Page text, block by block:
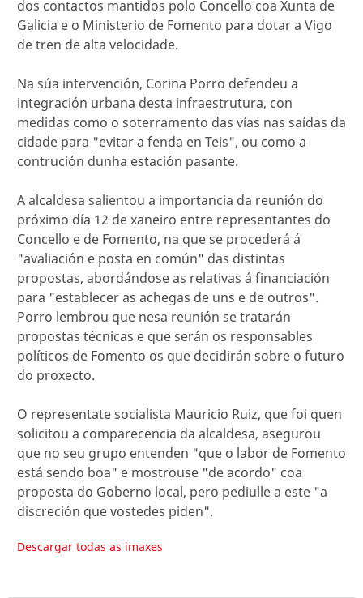
dos contactos mantidos polo Concello coa Xunta de
Galicia e o Ministerio de Fomento para dotar a Vigo
de tren de alta velocidade.
Na súa intervención, Corina Porro defendeu a
integración urbana desta infraestrutura, con
medidas como o soterramento das vías nas saídas da
cidade para "evitar a fenda en Teis", ou como a
contrución dunha estación pasante.
A alcaldesa salientou a importancia da reunión do
próximo día 12 de xaneiro entre representantes do
Concello e de Fomento, na que se procederá á
"avaliación e posta en común" das distintas
propostas, abordándose as relativas á financiación
para "establecer as achegas de uns e de outros".
Porro lembrou que nesa reunión se tratarán
propostas técnicas e que serán os responsables
políticos de Fomento os que decidirán sobre o futuro
do proxecto.
O representate socialista Mauricio Ruiz, que foi quen
solicitou a comparecencia da alcaldesa, asegurou
que no seu grupo entenden "que o labor de Fomento
está sendo boa" e mostrouse "de acordo" coa
proposta do Goberno local, pero pediulle a este "a
discreción que vostedes piden".
Descargar todas as imaxes